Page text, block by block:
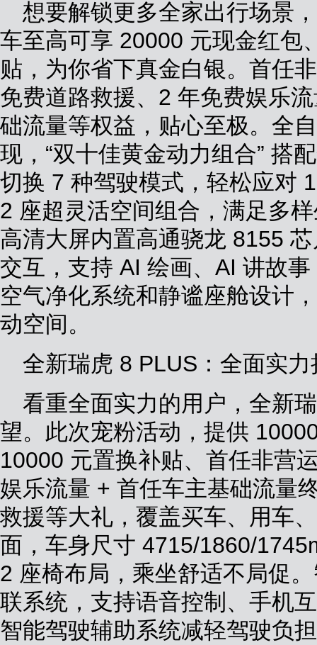
想要解锁更多全家出行场景
车至高可享 20000 元现金红包
贴，为你省下真金白银。首任
免费道路救援、2 年免费娱乐
础流量等权益，贴心至极。全
现，“双十佳黄金动力组合” 搭
切换 7 种驾驶模式，轻松应对
2 座超灵活空间组合，满足多
高清大屏内置高通骁龙 8155
交互，支持 AI 绘画、AI 讲故
空气净化系统和静谧座舱设计
动空间。
全新瑞虎 8 PLUS：全面实力
看重全面实力的用户，全新
望。此次宠粉活动，提供
10000 元置换补贴、首任非营
娱乐流量 + 首任车主基础流量
救援等大礼，覆盖买车、用车
面，车身尺寸 4715/1860/
2 座椅布局，乘坐舒适不局促
联系统，支持语音控制、手机
智能驾驶辅助系统减轻驾驶负